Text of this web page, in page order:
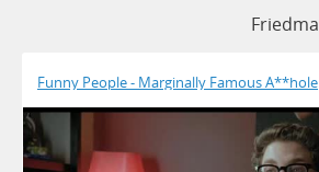
Funny People - Marginally Famous A**hole